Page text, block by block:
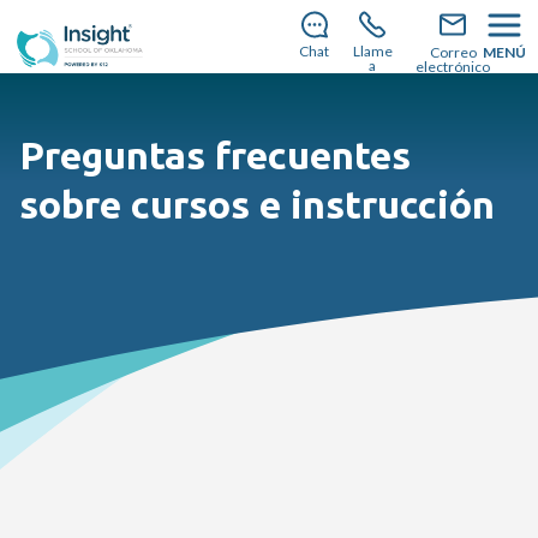
¡Todavía hay plazas disponibles para unirte a
nosotros en el curso escolar 2026-2027!Descubre
cómo matricularte
Chat
Llame
a
Correo
electrónico
MENÚ
Preguntas frecuentes
sobre cursos e instrucción